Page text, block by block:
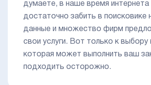
думаете, в наше время интернета
достаточно забить в поисковике
данные и множество фирм
свои услуги. Вот только к выбору
которая может выполнить ваш
подходить осторожно.